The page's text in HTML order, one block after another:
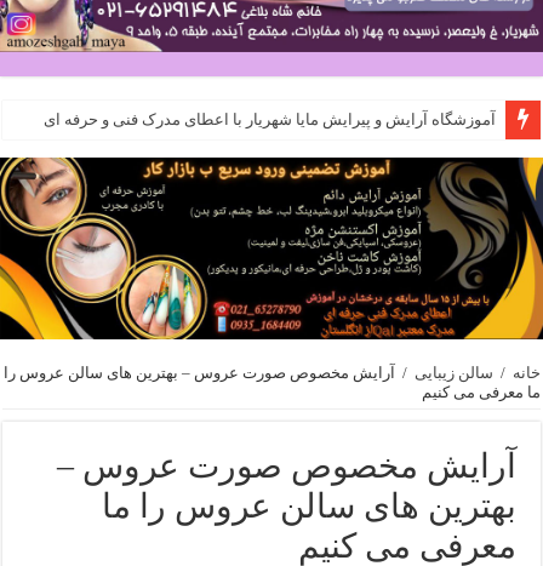
آموزشگاه آرایش و پیرایش مایا شهریار با اعطای مدرک فنی و حرفه ای
خانه / سالن زیبایی / آرایش مخصوص صورت عروس – بهترین های سالن عروس را
ما معرفی می کنیم
آرایش مخصوص صورت عروس –
بهترین های سالن عروس را ما
معرفی می کنیم